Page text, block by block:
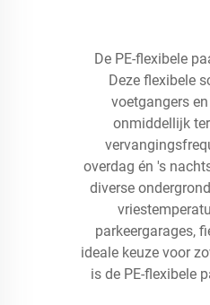
De PE-flexibele
Deze flexibele
voetgangers
onmiddellijk
overdag én 's
diverse
parkeergarages,
ideale keuze voor
is de PE-flexibele